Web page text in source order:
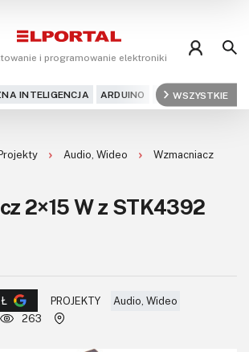
i programowanie elektroniki
INTELIGENCJA ARDUINO ARM AUDIO
WSZYSTKIE
Audio, Wideo
Wzmacniacz
2×15 W z STK4392
PROJEKTY
Audio, Wideo
263